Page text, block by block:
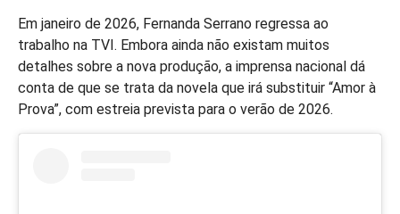
Em janeiro de 2026, Fernanda Serrano regressa ao
trabalho na TVI. Embora ainda não existam muitos
detalhes sobre a nova produção, a imprensa nacional dá
conta de que se trata da novela que irá substituir “Amor à
Prova”, com estreia prevista para o verão de 2026.